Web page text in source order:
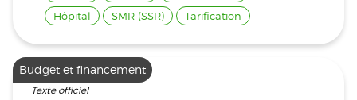
Hôpital
SMR (SSR) Tarification
Budget et financement
Texte officiel